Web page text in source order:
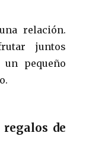
relación.
juntos
pequeño
de